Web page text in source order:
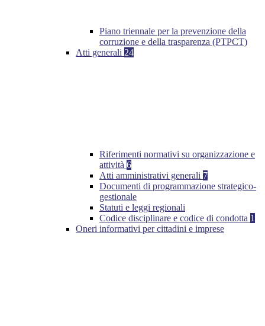
Piano triennale per la prevenzione della
corruzione e della trasparenza (PTPCT)
Atti generali 24
Riferimenti normativi su organizzazione e
attività 6
Atti amministrativi generali 7
Documenti di programmazione strategico-
gestionale
Statuti e leggi regionali
Codice disciplinare e codice di condotta 1
Oneri informativi per cittadini e imprese